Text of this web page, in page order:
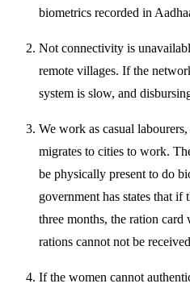
biometrics recorded in
Not connectivity is
remote villages. If the
system is slow, and
We work as casual
migrates to cities to work.
be physically present to do
government has states that
three months, the ration
rations cannot not be
If the women cannot